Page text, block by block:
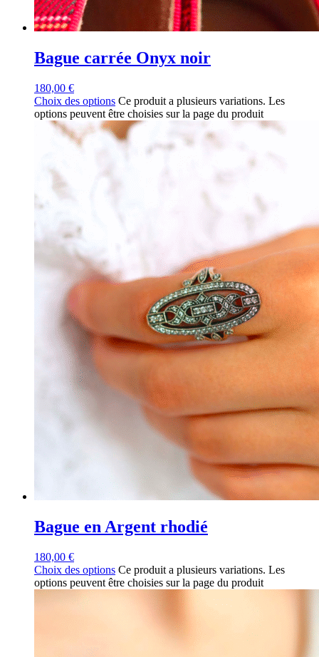
Bague carrée Onyx noir
180,00 €
Choix des options Ce produit a plusieurs variations. Les
options peuvent être choisies sur la page du produit
Bague en Argent rhodié
180,00 €
Choix des options Ce produit a plusieurs variations. Les
options peuvent être choisies sur la page du produit